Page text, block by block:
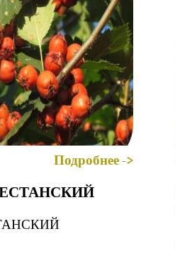
Подробнее ->